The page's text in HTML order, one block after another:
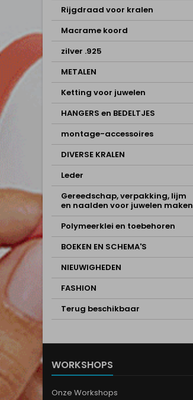
Rijgdraad voor kralen
Macrame koord
zilver .925
METALEN
Ketting voor juwelen
HANGERS en BEDELTJES
montage-accessoires
DIVERSE KRALEN
Leder
Gereedschap, verpakking, lijm
en naalden voor juwelen maken
Polymeerklei en toebehoren
BOEKEN EN SCHEMA'S
NIEUWIGHEDEN
FASHION
Terug beschikbaar
WORKSHOPS
Onze Workshops